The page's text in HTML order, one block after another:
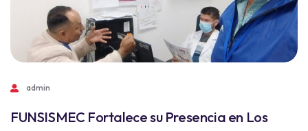
admin
FUNSISMEC Fortalece su Presencia en Los